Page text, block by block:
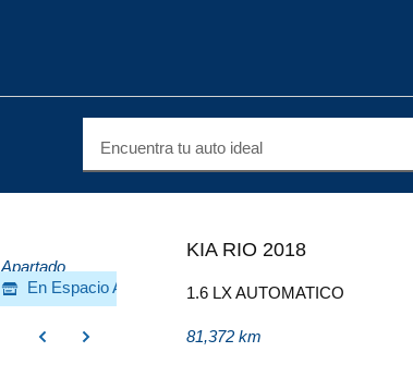
Encuentra tu auto ideal
Apartado
En Espacio AutoMarket
KIA RIO 2018
1.6 LX AUTOMATICO
81,372 km